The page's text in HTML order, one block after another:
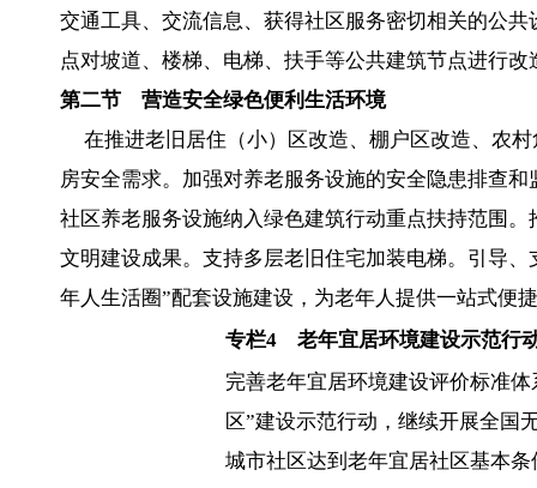
交通工具、交流信息、获得社区服务密切相关的公
点对坡道、楼梯、电梯、扶手等公共建筑节点进行
第二节 营造安全绿色便利生活环境
在推进老旧居住（小）区改造、棚户区改造、农
房安全需求。加强对养老服务设施的安全隐患排查
社区养老服务设施纳入绿色建筑行动重点扶持范围
文明建设成果。支持多层老旧住宅加装电梯。引导
年人生活圈”配套设施建设，为老年人提供一站式便
专栏4老年宜居环境建设示范行
完善老年宜居环境建设评价标准
区”建设示范行动，继续开展全国
城市社区达到老年宜居社区基本